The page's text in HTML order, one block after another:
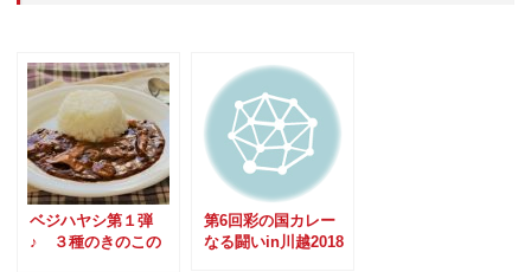
ベジハヤシ第１弾
♪ ３種のきのこの
第6回彩の国カレー
なる闘いin川越2018